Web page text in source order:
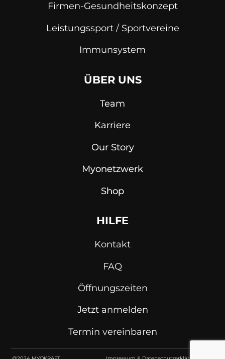
Firmen-Gesundheitskonzept
Leistungssport / Sportvereine
Immunsystem
ÜBER UNS
Team
Karriere
Our Story
Myonetzwerk
Shop
HILFE
Kontakt
FAQ
Öffnungszeiten
Jetzt anmelden
Termin vereinbaren